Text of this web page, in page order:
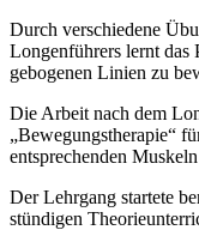
Durch verschiedene
Longenführers lernt das
gebogenen Linien zu
Die Arbeit nach dem
„Bewegungstherapie“
entsprechenden
Der Lehrgang startete
stündigen